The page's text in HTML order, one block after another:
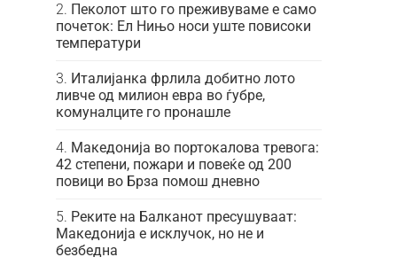
Пеколот што го преживуваме е само
почеток: Ел Нињо носи уште повисоки
температури
Италијанка фрлила добитно лото
ливче од милион евра во ѓубре,
комуналците го пронашле
Македонија во портокалова тревога:
42 степени, пожари и повеќе од 200
повици во Брза помош дневно
Реките на Балканот пресушуваат:
Македонија е исклучок, но не и
безбедна